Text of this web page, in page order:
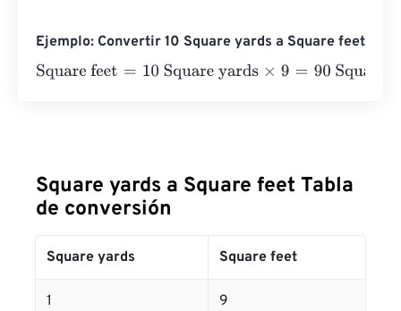
Ejemplo: Convertir 10 Square yards a Square feet
Square feet= 10 Square yards×9=90 Square feet
Square yards a Square feet Tabla
de conversión
Square yards Square feet
1 9